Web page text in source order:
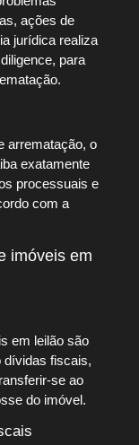
ações de
jurídica realiza
para
arrematação, o
exatamente
processuais e
com a
imóveis em
em leilão são
dívidas fiscais,
se ao
do imóvel.